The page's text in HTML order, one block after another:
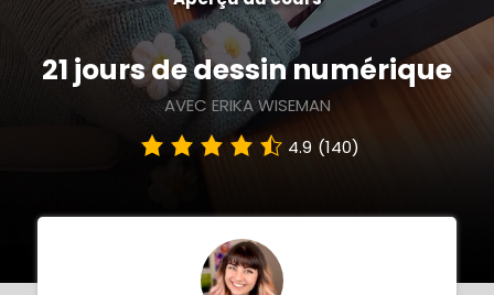
21 jours de dessin numérique
AVEC ERIKA WISEMAN
4.9 (140)